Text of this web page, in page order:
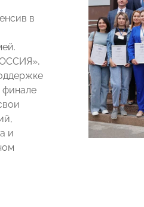
в
финале
и